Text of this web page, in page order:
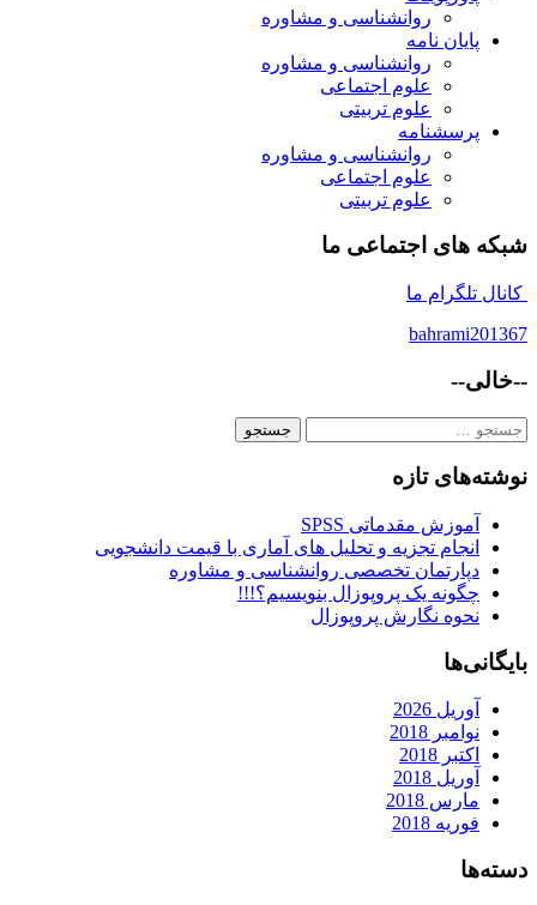
روانشناسی و مشاوره
پایان نامه
روانشناسی و مشاوره
علوم اجتماعی
علوم تربیتی
پرسشنامه
روانشناسی و مشاوره
علوم اجتماعی
علوم تربیتی
شبکه های اجتماعی ما
کانال تلگرام ما
bahrami201367
--خالی--
جستجو
نوشته‌های تازه
آموزش مقدماتی SPSS
انجام تجزیه و تحلیل های آماری با قیمت دانشجویی
دپارتمان تخصصی روانشناسی و مشاوره
چگونه یک پروپوزال بنویسیم؟!!!
نحوه نگارش پروپوزال
بایگانی‌ها
آوریل 2026
نوامبر 2018
اکتبر 2018
آوریل 2018
مارس 2018
فوریه 2018
دسته‌ها